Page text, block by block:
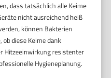
dass tatsächlich alle Keime
nicht ausreichend heiß
können Bakterien
ob diese Keime dank
Hitzeeinwirkung resistenter
Hygieneplanung.